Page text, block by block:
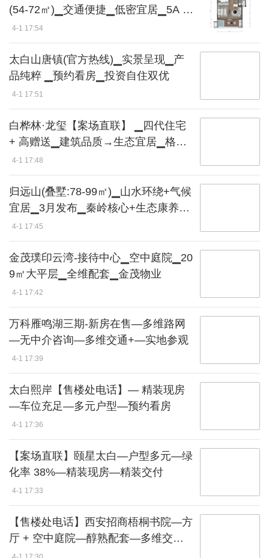
(54-72㎡)▁交通便捷▁低密宜居▁5A 景
区门户
4-1 17:54
太白山唐镇(官方热线)▁实景呈现▁产
品纯粹 ▁预约看房▁投资自住双优
4-1 17:51
白桦林·龙玺【案场直联】 ▁四代住宅
+ 高赠送▁建筑品质→生态宜居▁格局
优越
4-1 17:48
归远山(叠墅:78-99㎡)▁山水环绕+气候
宜居▁3月发布▁秦岭核心+生态康养▁
预约品鉴
4-1 17:45
金茂璞印云湾-接待中心▁空中庭院▁20
9㎡大平层▁全维配套▁金茂物业
4-1 17:42
万科雁鸣湖三期-新房在售—多维路网
—无中介咨询—多维交通+—实地参观
4-1 17:39
太白熙岸【售楼处电话】— 精装现房
—车位充足—多元户型—预约看房
4-1 17:36
【案场直联】颐星太白—户型多元—绿
化率 38%—精装现房—精装交付
4-1 17:33
【售楼处电话】西安招商梧桐书院—方
厅 + 空中庭院—醇熟配套—多维交通 +
板块潜力—户型高效